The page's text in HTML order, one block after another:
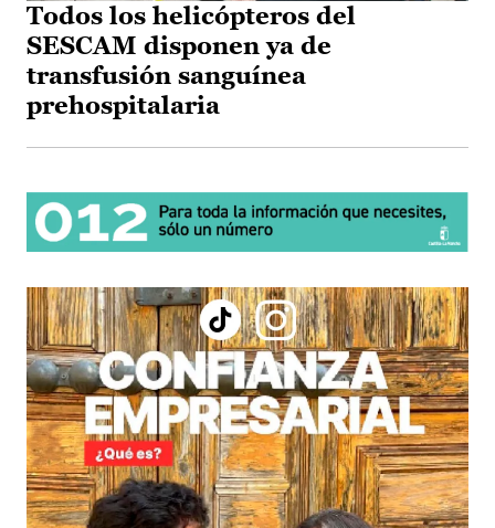
Todos los helicópteros del
SESCAM disponen ya de
transfusión sanguínea
prehospitalaria